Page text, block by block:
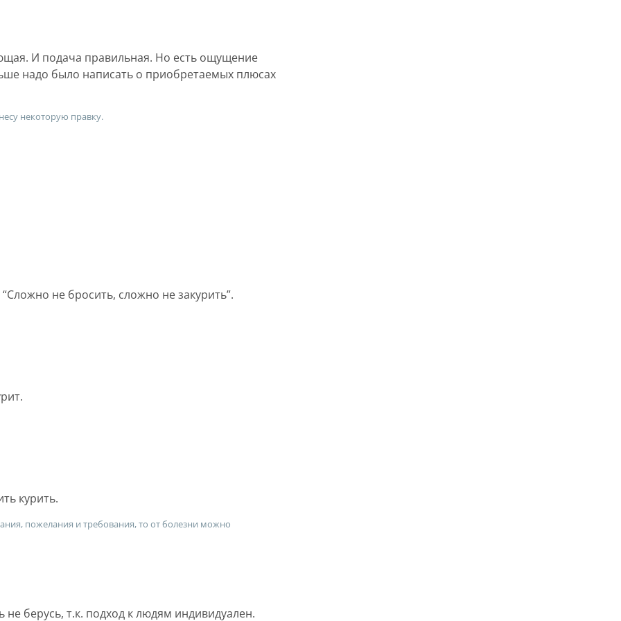
И подача правильная. Но есть ощущение
надо было написать о приобретаемых плюсах
некоторую правку.
не бросить, сложно не закурить”.
курить.
пожелания и требования, то от болезни можно
не берусь, т.к. подход к людям индивидуален.